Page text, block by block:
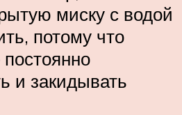
миску с водой
потому что
и закидывать